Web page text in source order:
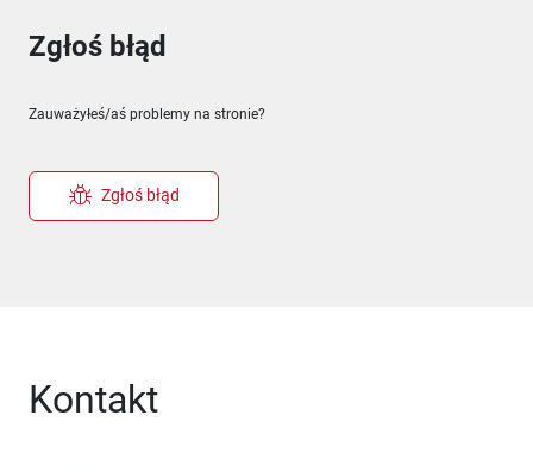
Zgłoś błąd
Zauważyłeś/aś problemy na stronie?
Zgłoś błąd
Kontakt